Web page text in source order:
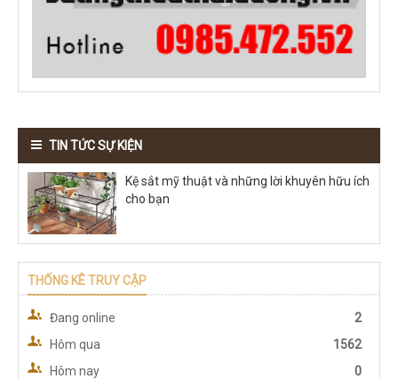
TIN TỨC SỰ KIỆN
Kệ sắt mỹ thuật và những lời khuyên hữu ích
cho bạn
THỐNG KÊ TRUY CẬP
Đang online
2
Hôm qua
1562
Hôm nay
0